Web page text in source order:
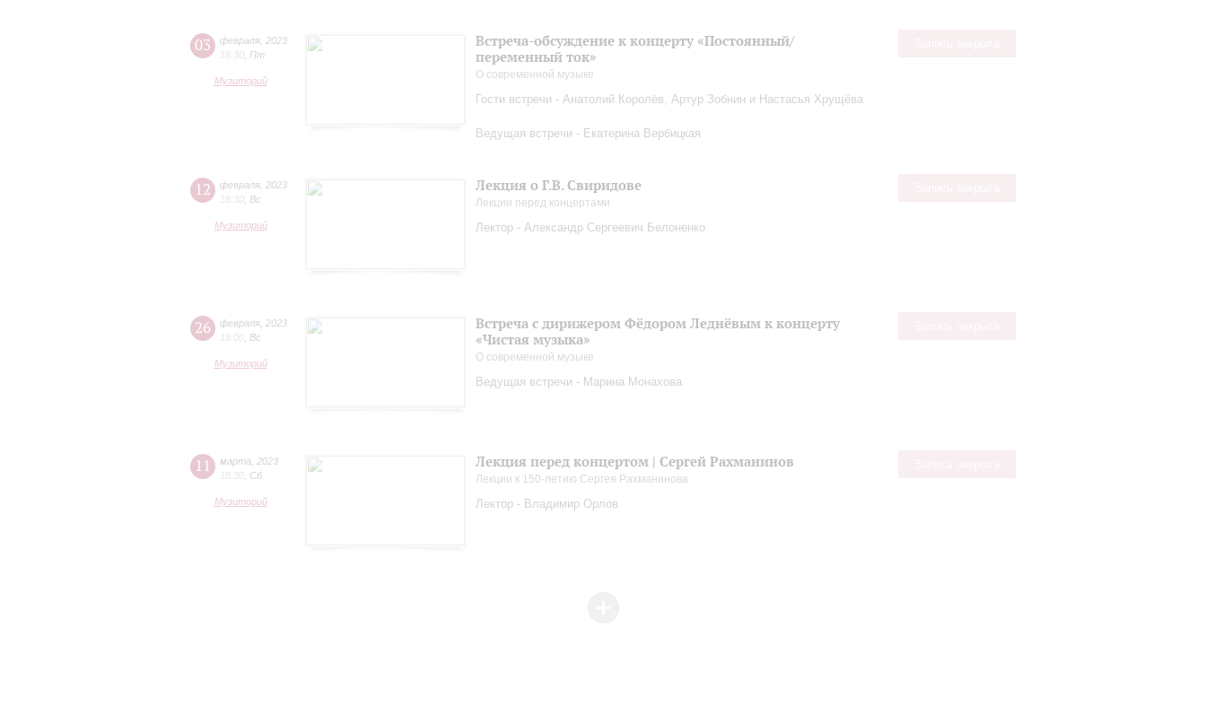
03 февраля 2023
18:30 Пт
Музиторий
Встреча-обсуждение к концерту «Постоянный/
переменный ток»
О современной музыке
Гости встречи - Анатолий Королёв, Артур Зобнин и Настасья Хрущёва
Ведущая встречи - Екатерина Вербицкая
12 февраля 2023
18:30 Вс
Музиторий
Лекция о Г.В. Свиридове
Лекции перед концертами
Лектор - Александр Сергеевич Белоненко
26 февраля 2023
19:00 Вс
Музиторий
Встреча с дирижером Фёдором Леднёвым к концерту
«Чистая музыка»
О современной музыке
Ведущая встречи - Марина Монахова
11 марта
2023
18:30 Сб
Музиторий
Лекция перед концертом | Сергей Рахманинов
Лекции к 150-летию Сергея Рахманинова
Лектор - Владимир Орлов